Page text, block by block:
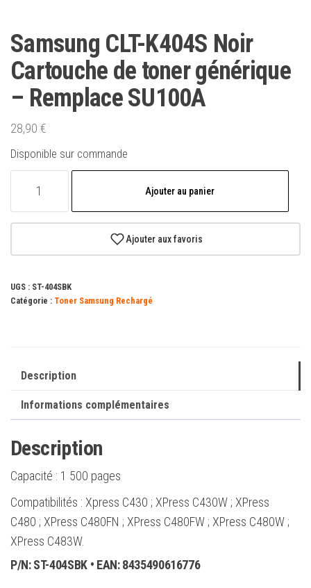
Samsung CLT-K404S Noir
Cartouche de toner générique
– Remplace SU100A
28,90 €
Disponible sur commande
K404S
Cartouche
SU100A
Ajouter au panier
Ajouter aux favoris
UGS : ST-404SBK
Catégorie : Toner Samsung Rechargé
Description
Informations complémentaires
Description
Capacité : 1 500 pages
Compatibilités : Xpress C430 ; XPress C430W ; XPress
C480 ; XPress C480FN ; XPress C480FW ; XPress C480W ;
XPress C483W.
P/N:ST-404SBK• EAN:8435490616776